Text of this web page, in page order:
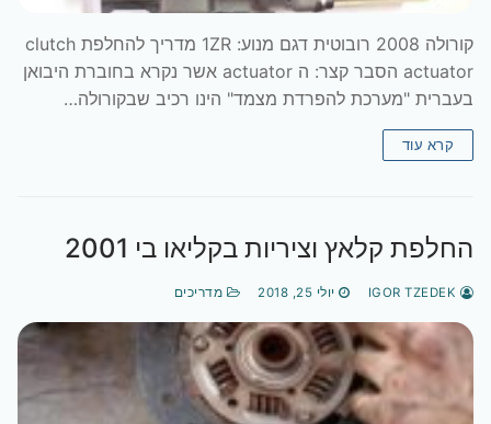
קורולה 2008 רובוטית דגם מנוע: 1ZR מדריך להחלפת clutch
actuator הסבר קצר: ה actuator אשר נקרא בחוברת היבואן
בעברית "מערכת להפרדת מצמד" הינו רכיב שבקורולה…
קרא עוד
החלפת קלאץ וציריות בקליאו בי 2001
יולי 25, 2018 מדריכים